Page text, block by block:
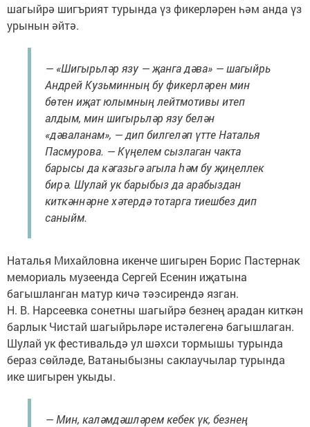
шагыйрә шигърият турында үз фикерләрен һәм анда үз
урынын әйтә.
— «Шигырьләр язу — җанга дәва» — шагыйрь
Андрей Кузьминның бу фикерләрен мин
бөтен иҗат юлымның лейтмотивы итеп
алдым, мин шигырьләр язу белән
«дәваланам», — дип билгеләп үтте Наталья
Пасмурова. — Күңелем сызлаган чакта
барысы да кәгазьгә агыла һәм бу җиңеллек
бирә. Шулай ук барыбыз да арабыздан
киткәннәрне хәтердә тотарга тиешбез дип
саныйм.
Наталья Михайловна икенче шигырен Борис Пастернак
мемориаль музеенда Сергей Есенин иҗатына
багышланган матур кичә тәэсирендә язган.
Н. В. Нарсеевка сонетны шагыйрә безнең арадан киткән
барлык Чистай шагыйрьләре истәлегенә багышлаган.
Шулай ук фестивальдә ул шәхси тормышы турында
бераз сөйләде, Ватаныбызны саклаучылар турында
ике шигырен укыды.
— Мин, каләмдәшләрем кебек үк, безнең